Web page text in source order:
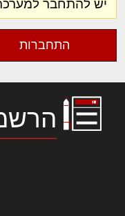
יש להתחבר
התחברות